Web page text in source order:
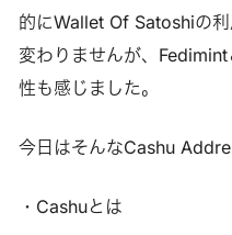
的にWallet Of Satoshiの
変わりませんが、
性も感じました。
今日はそんなCashu
・Cashuとは